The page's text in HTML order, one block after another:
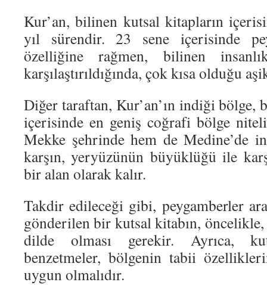
Kur’an, bilinen kutsal kitapların
yıl sürendir. 23 sene içerisinde
özelliğine rağmen, bilinen
karşılaştırıldığında, çok kısa olduğu
Diğer taraftan, Kur’an’ın indiği bölge,
içerisinde en geniş coğrafi bölge
Mekke şehrinde hem de Medine’de
karşın, yeryüzünün büyüklüğü ile
bir alan olarak kalır.
Takdir edileceği gibi, peygamberler
gönderilen bir kutsal kitabın, öncelikle,
dilde olması gerekir. Ayrıca,
benzetmeler, bölgenin tabii
uygun olmalıdır.